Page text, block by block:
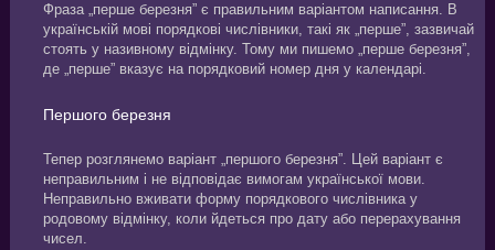
Фраза „перше березня” є правильним варіантом написання. В
українській мові порядкові числівники, такі як „перше”, зазвичай
стоять у називному відмінку. Тому ми пишемо „перше березня”,
де „перше” вказує на порядковий номер дня у календарі.
Першого березня
Тепер розглянемо варіант „першого березня”. Цей варіант є
неправильним і не відповідає вимогам української мови.
Неправильно вживати форму порядкового числівника у
родовому відмінку, коли йдеться про дату або перерахування
чисел.